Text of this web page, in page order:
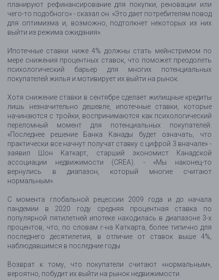
планируют рефинансирование для покупки, реновации или
чего-то подобного» - сказал он. «Это дает потребителям повод
для оптимизма и, возможно, подтолкнет некоторых из них
выйти из режима ожидания».
Ипотечные ставки ниже 4% должны стать мейнстримом по
мере снижения процентных ставок, что поможет преодолеть
психологический барьер для многих потенциальных
покупателей жилья и мотивирует их выйти на рынок.
Хотя снижение ставки в сентябре сделает жилищные кредиты
лишь незначительно дешевле, ипотечные ставки, которые
начинаются с тройки, воспринимаются как психологический
переломный момент для потенциальных покупателей.
«Последнее решение Банка Канады будет означать, что
практически все начнут получат ставку с цифрой 3 вначале» -
заявил Шон Каткарт, старший экономист Канадской
ассоциации недвижимости (CREA). - «Мы наконец-то
вернулись в диапазон, который многие считают
нормальным».
С момента глобальной рецессии 2009 года и до начала
пандемии в 2020 году средняя процентная ставка по
популярной пятилетней ипотеке находилась в диапазоне 3-х
процентов, что, по словам г-на Каткарта, более типично для
последнего десятилетия, в отличие от ставок выше 4%,
наблюдавшимся в последние годы.
Возврат к тому, что покупатели считают «нормальным»,
вероятно, побудит их выйти на рынок недвижимости.